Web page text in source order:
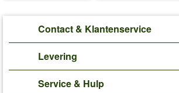
Contact & Klantenservice
Levering
Service & Hulp